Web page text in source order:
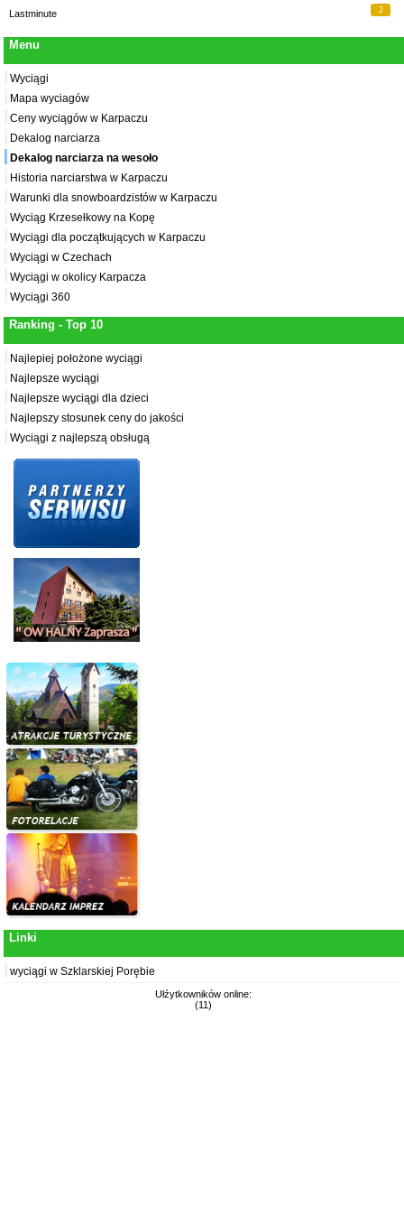
Lastminute 2
Menu
Wyciągi
Mapa wyciagów
Ceny wyciągów w Karpaczu
Dekalog narciarza
Dekalog narciarza na wesoło
Historia narciarstwa w Karpaczu
Warunki dla snowboardzistów w Karpaczu
Wyciąg Krzesełkowy na Kopę
Wyciągi dla początkujących w Karpaczu
Wyciągi w Czechach
Wyciągi w okolicy Karpacza
Wyciągi 360
Ranking - Top 10
Najlepiej położone wyciągi
Najlepsze wyciągi
Najlepsze wyciągi dla dzieci
Najlepszy stosunek ceny do jakości
Wyciągi z najlepszą obsługą
Linki
wyciągi w Szklarskiej Porębie
Ułźytkowników online:
(11)